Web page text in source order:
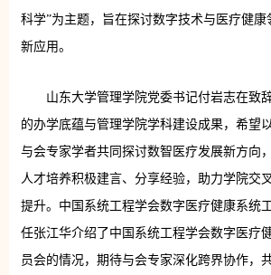
科学”为主题，旨在探讨数字技术与医疗健康
新应用。
山东大学管理学院党委书记付岩志在致
的办学底蕴与管理学院学科建设成果，希望
与会专家学者共同探讨数智医疗发展新方向
人才培养积极建言、分享经验，助力学院交
提升。中国系统工程学会数字医疗健康系统
任张江华介绍了中国系统工程学会数字医疗
员会的情况，期待与会专家深化跨界协作，